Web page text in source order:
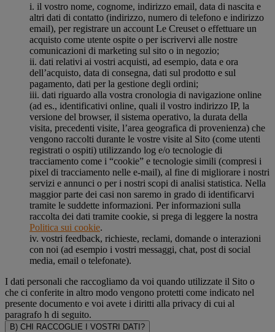
i. il vostro nome, cognome, indirizzo email, data di nascita e
altri dati di contatto (indirizzo, numero di telefono e indirizzo
email), per registrare un account Le Creuset o effettuare un
acquisto come utente ospite o per iscrivervi alle nostre
comunicazioni di marketing sul sito o in negozio;
ii. dati relativi ai vostri acquisti, ad esempio, data e ora
dell’acquisto, data di consegna, dati sul prodotto e sul
pagamento, dati per la gestione degli ordini;
iii. dati riguardo alla vostra cronologia di navigazione online
(ad es., identificativi online, quali il vostro indirizzo IP, la
versione del browser, il sistema operativo, la durata della
visita, precedenti visite, l’area geografica di provenienza) che
vengono raccolti durante le vostre visite al Sito (come utenti
registrati o ospiti) utilizzando log e/o tecnologie di
tracciamento come i “cookie” e tecnologie simili (compresi i
pixel di tracciamento nelle e-mail), al fine di migliorare i nostri
servizi e annunci o per i nostri scopi di analisi statistica. Nella
maggior parte dei casi non saremo in grado di identificarvi
tramite le suddette informazioni. Per informazioni sulla
raccolta dei dati tramite cookie, si prega di leggere la nostra
Politica sui cookie.
iv. vostri feedback, richieste, reclami, domande o interazioni
con noi (ad esempio i vostri messaggi, chat, post di social
media, email o telefonate).
I dati personali che raccogliamo da voi quando utilizzate il Sito o
che ci conferite in altro modo vengono protetti come indicato nel
presente documento e voi avete i diritti alla privacy di cui al
paragrafo h di seguito.
B) CHI RACCOGLIE I VOSTRI DATI?